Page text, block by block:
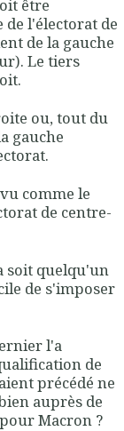
être
l'électorat de
de la gauche
Le tiers
ou, tout du
gauche
comme le
de centre-
soit quelqu'un
de s'imposer
l'a
de
précédé ne
auprès de
Macron ?